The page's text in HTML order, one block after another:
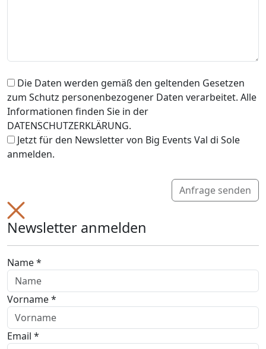
Die Daten werden gemäß den geltenden Gesetzen
zum Schutz personenbezogener Daten verarbeitet. Alle
Informationen finden Sie in der
DATENSCHUTZERKLÄRUNG.
Jetzt für den Newsletter von Big Events Val di Sole
anmelden.
Anfrage senden
Newsletter anmelden
Name *
Vorname *
Email *